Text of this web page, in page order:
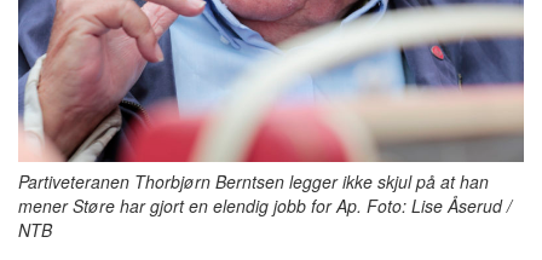
Partiveteranen Thorbjørn Berntsen legger ikke skjul på at han
mener Støre har gjort en elendig jobb for Ap. Foto: Lise Åserud /
NTB